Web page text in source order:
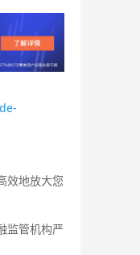
效地放大您
监管机构严